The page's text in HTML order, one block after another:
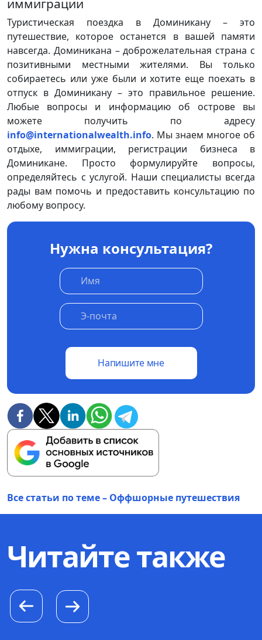
иммиграции
Туристическая поездка в Доминикану – это
путешествие, которое останется в вашей памяти
навсегда. Доминикана – доброжелательная страна с
позитивными местными жителями. Вы только
собираетесь или уже были и хотите еще поехать в
отпуск в Доминикану – это правильное решение.
Любые вопросы и информацию об острове вы
можете получить по адресу
info@internationalwealth.info. Мы знаем многое об
отдыхе, иммиграции, регистрации бизнеса в
Доминикане. Просто формулируйте вопросы,
определяйтесь с услугой. Наши специалисты всегда
рады вам помочь и предоставить консультацию по
любому вопросу.
Нужна консультация?
Напишите мне
Все статьи по теме – Оффшорные путешествия
Читайте также